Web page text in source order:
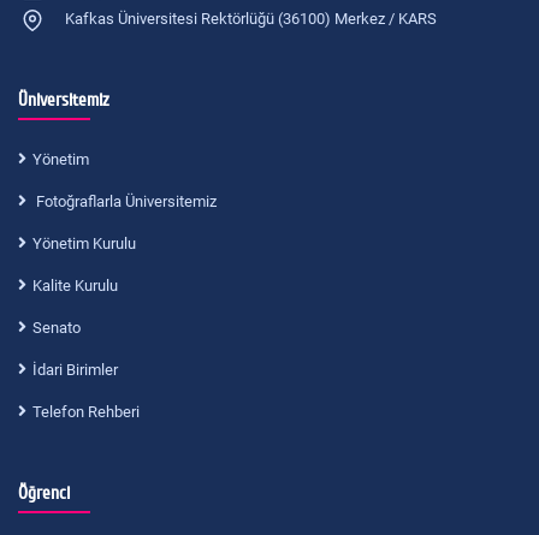
Kafkas Üniversitesi Rektörlüğü (36100) Merkez / KARS
Üniversitemiz
Yönetim
Fotoğraflarla Üniversitemiz
Yönetim Kurulu
Kalite Kurulu
Senato
İdari Birimler
Telefon Rehberi
Öğrenci